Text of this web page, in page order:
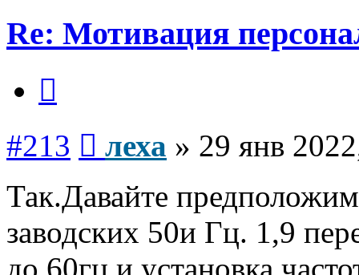
Re: Мотивация
#213 леха » 29 янв
Так.Давайте
заводских 50и Гц. 1,9